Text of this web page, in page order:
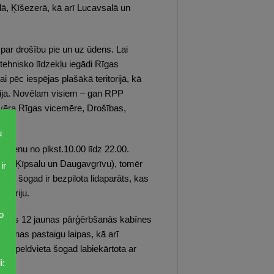
Ķīšezerā, kā arī Lucavsalā un
drošību pie un uz ūdens. Lai
līdzekļu iegādi Rīgas
pēc iespējas plašākā teritorijā, kā
Novēlam visiem – gan RPP
Rīgas vicemēre, Drošības,
no plkst.10.00 līdz 22.00.
Ķīpsalu un Daugavgrīvu), tomēr
šogad ir bezpilota lidaparāts, kas
12 jaunas pārģērbšanās kabīnes
pastaigu laipas, kā arī
peldvieta šogad labiekārtota ar